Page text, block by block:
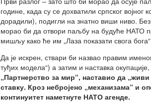
године, када су се дохватили српског
дорадили), подигли на знатно виши ниво.
морао би да отвори паљбу на будуће НАТО
мишљу како ће им „Лаза показати свога
Да је искрен, ствари би назвао правим
туђих модела“) а затим и наставка окупације,
„Партнерство за мир“, наставио да
ставку. Кроз небројено „механизама“ и
континуитет наметнуте НАТО агенде.